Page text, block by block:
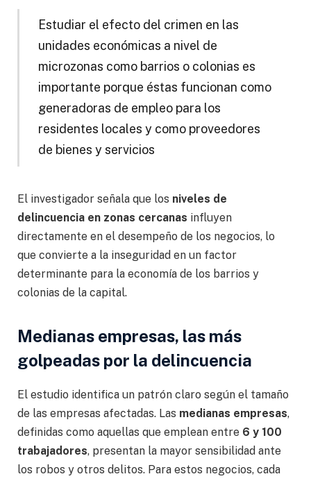
Estudiar el efecto del crimen en las
unidades económicas a nivel de
microzonas como barrios o colonias es
importante porque éstas funcionan como
generadoras de empleo para los
residentes locales y como proveedores
de bienes y servicios
El investigador señala que los niveles de
delincuencia en zonas cercanas influyen
directamente en el desempeño de los negocios, lo
que convierte a la inseguridad en un factor
determinante para la economía de los barrios y
colonias de la capital.
Medianas empresas, las más
golpeadas por la delincuencia
El estudio identifica un patrón claro según el tamaño
de las empresas afectadas. Las medianas empresas,
definidas como aquellas que emplean entre 6 y 100
trabajadores, presentan la mayor sensibilidad ante
los robos y otros delitos. Para estos negocios, cada